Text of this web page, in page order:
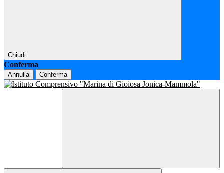
Chiudi
Conferma
Annulla Conferma